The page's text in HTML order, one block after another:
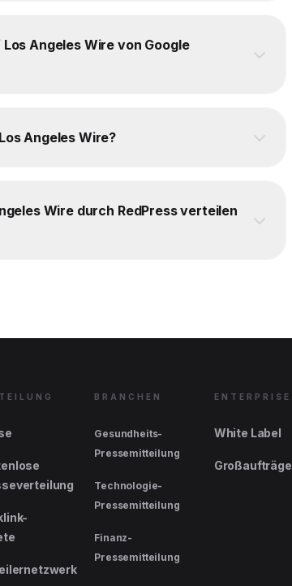
Angeles Wire von Google
Angeles Wire?
Wire durch RedPress verteilen
BRANCHEN
Gesundheits-
Pressemitteilung
Technologie-
Pressemitteilung
Finanz-
Pressemitteilung
ENTERPRISE
White Label
Großaufträge